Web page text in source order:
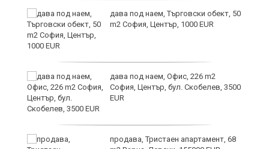
дава под наем, Търговски обект, 50
m2 София, Център, 1000 EUR
дава под наем, Офис, 226 m2
София, Център, бул. Скобелев, 3500
EUR
продава, Тристаен апартамент, 68